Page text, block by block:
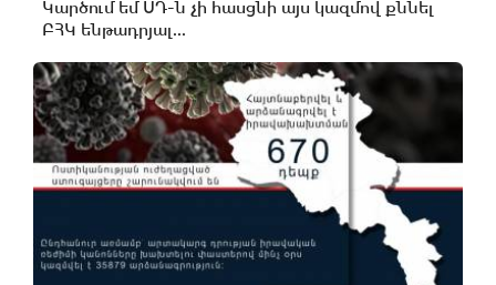
Կարծում եմ ՍԴ-ն չի հասցնի այս կազմով քննել
ԲՀԿ ենթադրյալ...